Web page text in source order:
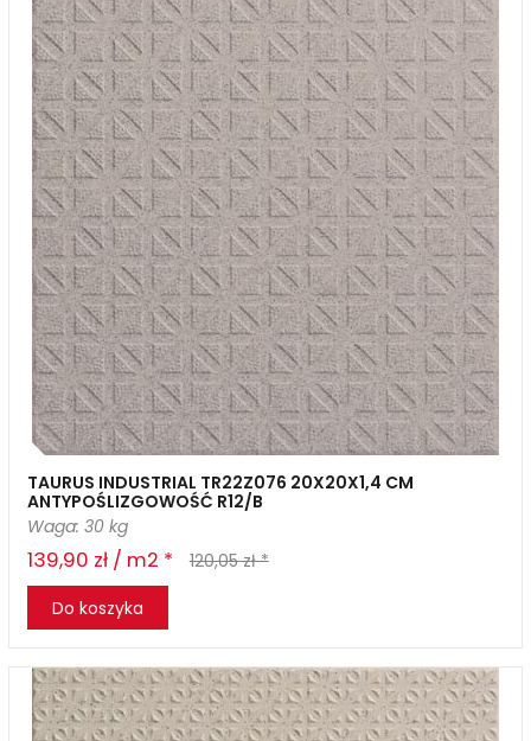
TAURUS INDUSTRIAL TR22Z076 20X20X1,4 CM
ANTYPOŚLIZGOWOŚĆ R12/B
Waga: 30 kg
139,90 zł / m2 *
120,05 zł *
Do koszyka